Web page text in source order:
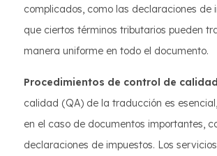
complicados, como las declaraciones de
que ciertos términos tributarios pueden
manera uniforme en todo el documento.
Procedimientos de control de calidad
calidad (QA) de la traducción es
en el caso de documentos importantes,
declaraciones de impuestos. Los